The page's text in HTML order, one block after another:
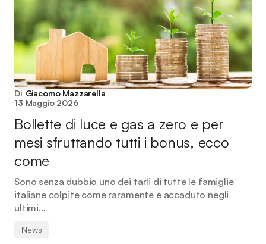
Di Giacomo Mazzarella
13 Maggio 2026
Bollette di luce e gas a zero e per
mesi sfruttando tutti i bonus, ecco
come
Sono senza dubbio uno dei tarli di tutte le famiglie
italiane colpite come raramente è accaduto negli
ultimi…
News